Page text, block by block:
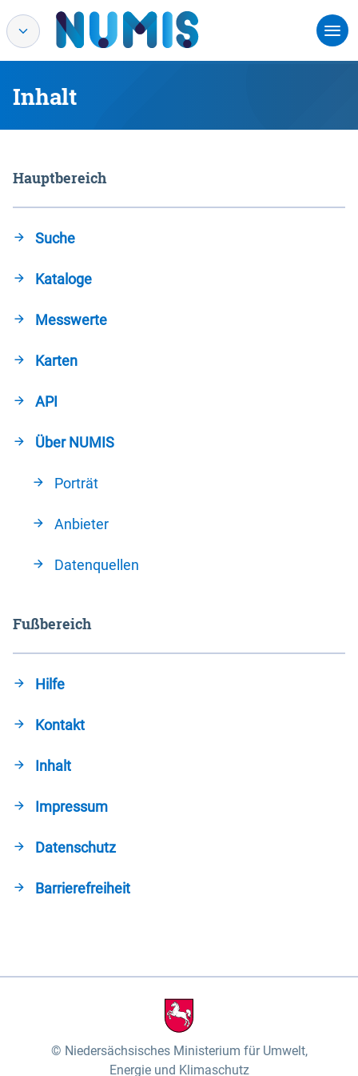
Inhalt
Hauptbereich
Suche
Kataloge
Messwerte
Karten
API
Über NUMIS
Porträt
Anbieter
Datenquellen
Fußbereich
Hilfe
Kontakt
Inhalt
Impressum
Datenschutz
Barrierefreiheit
Niedersächsisches Ministerium für Umwelt,
Energie und Klimaschutz